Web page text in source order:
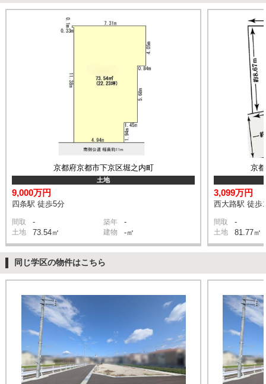
京都府京都市下京区堀之内町
土地
9,000万円
四条駅 徒歩5分
間取 - 築年 -
土地 73.54㎡ 建物 -㎡
京
3,099万円
西大路駅 徒歩
間取 -
土地 81.77㎡
同じ学区の物件はこちら